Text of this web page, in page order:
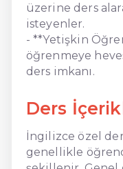
üzerine ders
isteyenler.
- **Yetişkin
öğrenmeye
ders imkanı.
Ders
İngilizce özel
genellikle